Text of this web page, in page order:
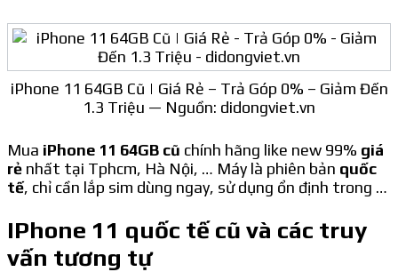
iPhone 11 64GB Cũ | Giá Rẻ – Trả Góp 0% – Giảm Đến
1.3 Triệu — Nguồn: didongviet.vn
Mua iPhone 11 64GB cũ chính hãng like new 99% giá
rẻ nhất tại Tphcm, Hà Nội, … Máy là phiên bản quốc
tế, chỉ cần lắp sim dùng ngay, sử dụng ổn định trong …
IPhone 11 quốc tế cũ và các truy
vấn tương tự